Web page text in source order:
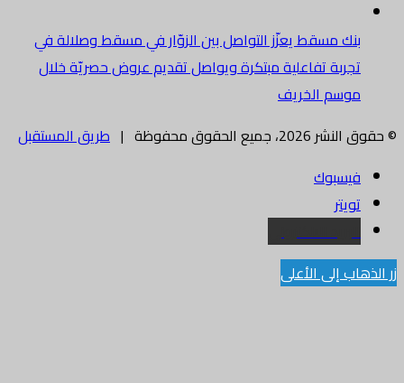
بنك مسقط يعزّز التواصل بين الزوّار في مسقط وصلالة في
تجربة تفاعلية مبتكرة ويواصل تقديم عروض حصريّة خلال
موسم الخريف
© حقوق النشر 2026، جميع الحقوق محفوظة |
طريق المستقبل
فيسبوك
تويتر
البريد الالكتروني
زر الذهاب إلى الأعلى